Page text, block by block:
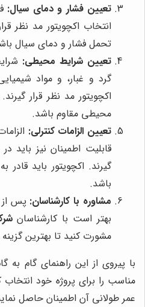
تعیین فشار و دمای سیال:
انتخاب اکچویتور مد نظر
تحمل فشار و دمای سیال
تعیین شرایط محیطی:
گرد و غبار، و مواد
اکچویتور مد نظر قرار
محیطی مقاوم باشد.
تعیین الزامات کنترلی:
قابلیت اطمینان نیز باید
گیرند. اکچویتور باید قادر
باشد.
مشاوره با کارشناسان: پس از
بهتر است با کارشناسان
مشورت کنید تا بهترین گزینه
با پیروی از این راهنمای گام به
مناسب را برای پروژه خود انتخاب
عمر طولانی آن اطمینان حاصل